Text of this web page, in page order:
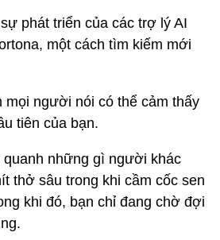
phát triển của các trợ lý AI
một cách tìm kiếm mới
mọi người nói có thể cảm thấy
tiên của bạn.
quanh những gì người khác
thở sâu trong khi cầm cốc sen
khi đó, bạn chỉ đang chờ đợi